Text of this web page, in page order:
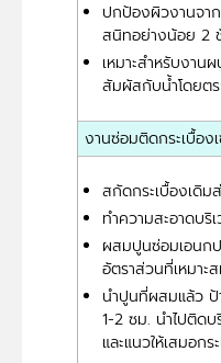
ปกป้องผิวงานจา
สนิทอย่างน้อย 2
เหมาะสำหรับงาน
สัมผัสกับน้ำโดยต
งานซ่อมติดกระเบื้อง
สกัดกระเบื้องเดิ
ทำความสะอาดบริ
ผสมปูนซ่อมเอนก
อัตราส่วนที่เหมาะ
นำปูนที่ผสมแล้ว ป้
1-2 ซม. นำไปติด
และแนวให้เสมอกร